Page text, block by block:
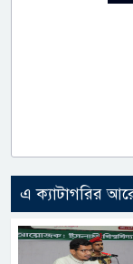
এ ক্যাটাগরির